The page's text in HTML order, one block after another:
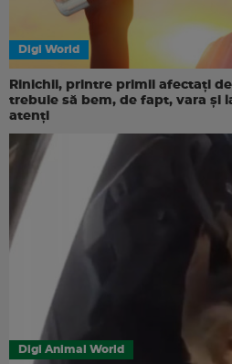
Digi World
Rinichii, printre primii afectați
trebuie să bem, de fapt, vara și
atenți
Digi Animal World